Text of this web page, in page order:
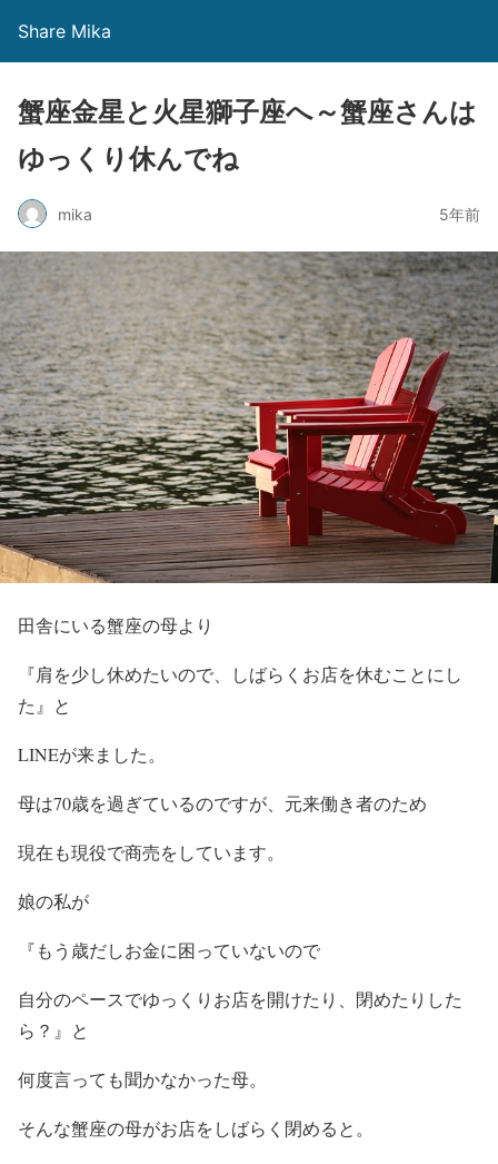
Share Mika
蟹座金星と火星獅子座へ～蟹座さんは
ゆっくり休んでね
mika 5年前
田舎にいる蟹座の母より
『肩を少し休めたいので、しばらくお店を休むことにし
た』と
LINEが来ました。
母は70歳を過ぎているのですが、元来働き者のため
現在も現役で商売をしています。
娘の私が
『もう歳だしお金に困っていないので
自分のペースでゆっくりお店を開けたり、閉めたりした
ら？』と
何度言っても聞かなかった母。
そんな蟹座の母がお店をしばらく閉めると。